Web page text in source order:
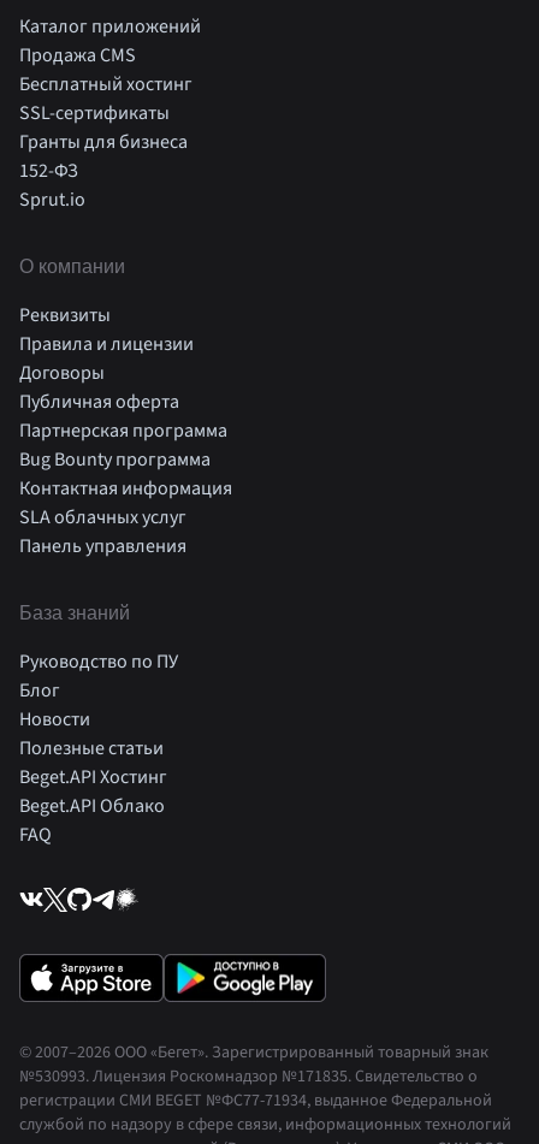
Каталог приложений
Продажа CMS
Бесплатный хостинг
SSL-сертификаты
Гранты для бизнеса
152-ФЗ
Sprut.io
О компании
Реквизиты
Правила и лицензии
Договоры
Публичная оферта
Партнерская программа
Bug Bounty программа
Контактная информация
SLA облачных услуг
Панель управления
База знаний
Руководство по ПУ
Блог
Новости
Полезные статьи
Beget.API Хостинг
Beget.API Облако
FAQ
© 2007–2026 ООО «Бегет». Зарегистрированный товарный знак
№530993.Лицензия Роскомнадзор №171835.Свидетельство о
регистрации СМИ BEGET №ФС77-71934, выданное Федеральной
службой по надзору в сфере связи, информационных технологий